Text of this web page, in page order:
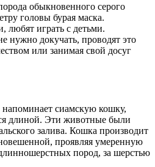
обыкновенного серого
головы бурая маска.
любят играть с детьми.
нужно докучать, проводят это
или занимая свой досуг
сиамскую кошку,
длиной. Эти животные были
залива. Кошка производит
проявляя умеренную
пород, за шерстью